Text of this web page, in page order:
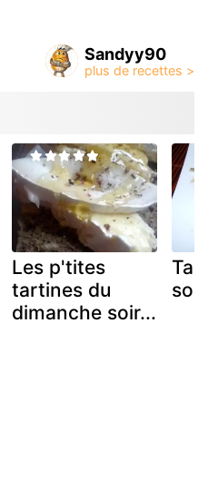
Sandyy90
Les p'tites
tartines du
dimanche soir...